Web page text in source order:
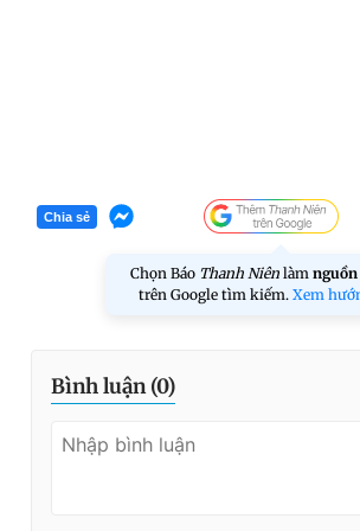
Chia sẻ
Chọn Báo Thanh Niên làm
trên Google tìm kiếm. Xem
Bình luận (0)